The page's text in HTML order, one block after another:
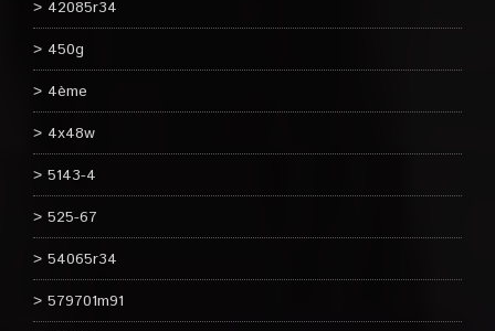
42085r34
450g
4ème
4x48w
5143-4
525-67
54065r34
579701m91